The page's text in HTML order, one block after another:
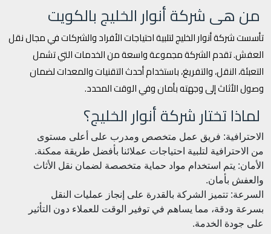
من هى شركة أنوار الخليج بالكويت
تأسست شركة أنوار الخليج لتلبية احتياجات الأفراد والشركات في مجال نقل
العفش. تقدم الشركة مجموعة واسعة من الخدمات التي تشمل
التعبئة، النقل، والتفريغ، باستخدام أحدث التقنيات والمعدات لضمان
وصول الأثاث إلى وجهته بأمان وفي الوقت المحدد.
لماذا تختار شركة أنوار الخليج؟
الاحترافية: فريق عمل متخصص ومدرب على أعلى مستوى
من الاحترافية لتلبية احتياجات عملائنا بأفضل طريقة ممكنة.
الأمان: يتم استخدام مواد حماية متخصصة لضمان نقل الأثاث
والعفش بأمان.
السرعة: تتميز الشركة بالقدرة على إنجاز عمليات النقل
بسرعة ودقة، مما يساهم في توفير الوقت للعملاء دون التأثير
على جودة الخدمة.